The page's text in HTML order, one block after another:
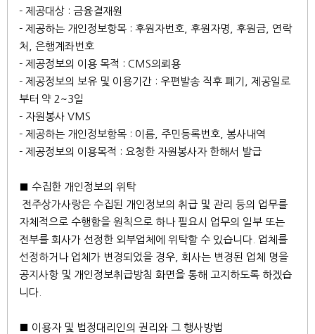
- 제공대상 : 금융결재원
- 제공하는 개인정보항목 : 후원자번호, 후원자명, 후원금, 연락
처, 은행계좌번호
- 제공정보의 이용 목적 : CMS의뢰용
- 제공정보의 보유 및 이용기간 : 우편발송 직후 폐기, 제공일로
부터 약 2~3일
- 자원봉사 VMS
- 제공하는 개인정보항목 : 이름, 주민등록번호, 봉사내역
- 제공정보의 이용목적 : 요청한 자원봉사자 한해서 발급
■ 수집한 개인정보의 위탁
전주상가사랑은 수집된 개인정보의 취급 및 관리 등의 업무를
자체적으로 수행함을 원칙으로 하나 필요시 업무의 일부 또는
전부를 회사가 선정한 외부업체에 위탁할 수 있습니다. 업체를
선정하거나 업체가 변경되었을 경우, 회사는 변경된 업체 명을
공지사항 및 개인정보취급방침 화면을 통해 고지하도록 하겠습
니다.
■ 이용자 및 법정대리인의 권리와 그 행사방법